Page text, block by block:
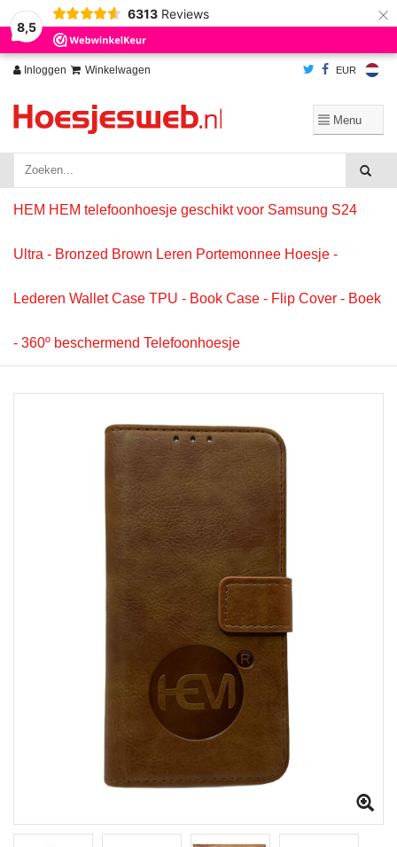
8,5
6313 Reviews ×
Inloggen Winkelwagen EUR
HEM HEM telefoonhoesje geschikt voor Samsung S24
Ultra - Bronzed Brown Leren Portemonnee Hoesje -
Lederen Wallet Case TPU - Book Case - Flip Cover - Boek
- 360º beschermend Telefoonhoesje
Wij slaan cookies op om onze website te verbeteren. Is dat akkoord?
Ja
Nee